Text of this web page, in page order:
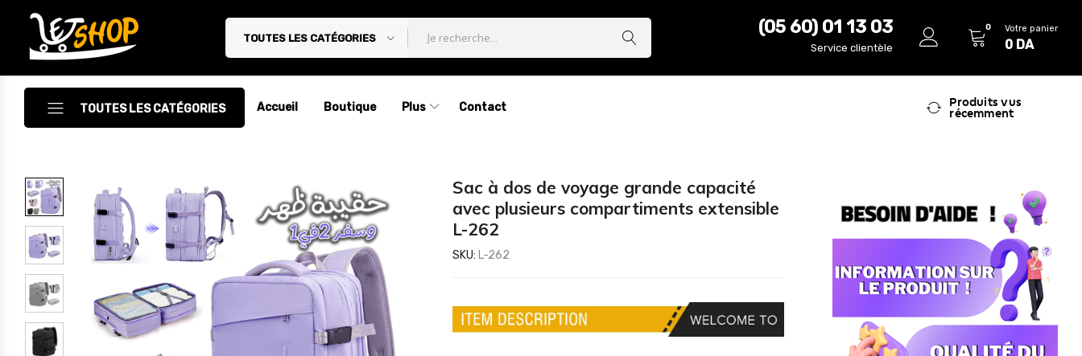
Letshop.dz
TOUTES LES CATÉGORIES
(05 60) 01 13 03
Service clientèle
0 Votre panier
0 DA
TOUTES LES CATÉGORIES
Accessoires
Accessoires Auto/Moto
Accessoires PC
Camping & Randonnée
Cuisine
Décoration
Electroménager
Accueil Boutique Plus Contact
Produits vus
récemment
Sac à dos de voyage grande capacité
avec plusieurs compartiments extensible
L-262
SKU: L-262